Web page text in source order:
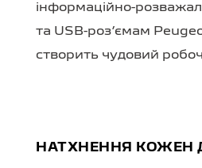
інформаційно-
та USB-роз’ємам
створить чудовий
НАТХНЕННЯ КОЖЕН